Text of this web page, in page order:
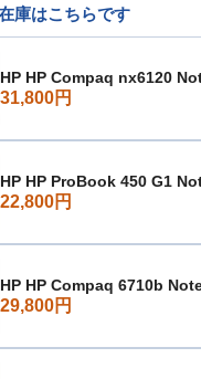
庫はこちらです
HP HP Compaq nx6120
31,800円
HP HP ProBook 450 G1
22,800円
HP HP Compaq 6710b
29,800円